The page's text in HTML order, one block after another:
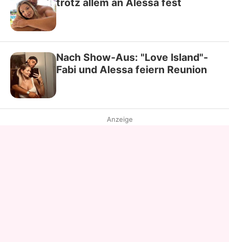
Nach Show-Aus: "Love Island"-
Fabi und Alessa feiern Reunion
Anzeige